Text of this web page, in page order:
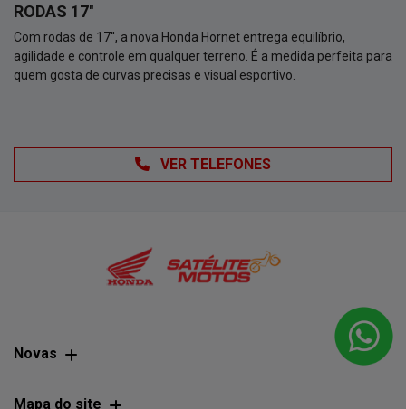
RODAS 17''
Com rodas de 17'', a nova Honda Hornet entrega equilíbrio,
agilidade e controle em qualquer terreno. É a medida perfeita para
quem gosta de curvas precisas e visual esportivo.
VER TELEFONES
Novas
Mapa do site